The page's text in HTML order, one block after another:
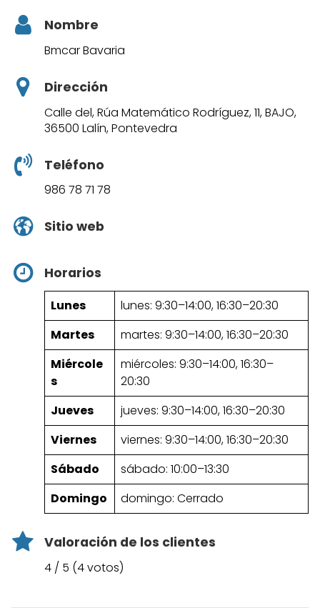
Nombre
Bmcar Bavaria
Dirección
Calle del, Rúa Matemático Rodríguez, 11, BAJO,
36500 Lalín, Pontevedra
Teléfono
986 78 71 78
Sitio web
Horarios
Lunes
lunes: 9:30–14:00, 16:30–20:30
Martes
martes: 9:30–14:00, 16:30–20:30
Miércole
s
miércoles: 9:30–14:00, 16:30–
20:30
Jueves
jueves: 9:30–14:00, 16:30–20:30
Viernes
viernes: 9:30–14:00, 16:30–20:30
Sábado
sábado: 10:00–13:30
Domingo
domingo: Cerrado
Valoración de los clientes
4 / 5 (4 votos)